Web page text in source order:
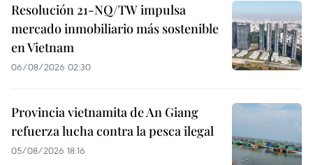
Resolución 21-NQ/TW impulsa
mercado inmobiliario más sostenible
en Vietnam
06/08/2026 02:30
Provincia vietnamita de An Giang
refuerza lucha contra la pesca ilegal
05/08/2026 18:16